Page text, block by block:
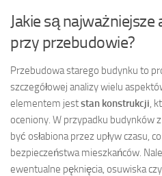
Jakie są
przy przebudowie?
Przebudowa starego budynku to
szczegółowej analizy wielu
elementem jeststan konstrukcji ,
oceniony. W przypadku budynków
być osłabiona przez upływ czasu,
bezpieczeństwa mieszkańców.
ewentualne pęknięcia, osuwiska